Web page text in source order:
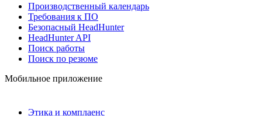
Производственный календарь
Требования к ПО
Безопасный HeadHunter
HeadHunter API
Поиск работы
Поиск по резюме
Мобильное приложение
Этика и комплаенс